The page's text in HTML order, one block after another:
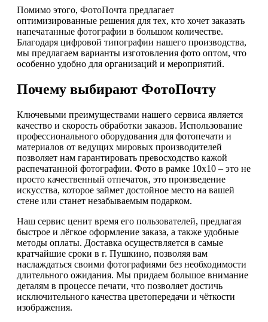
Помимо этого, ФотоПочта предлагает
оптимизированные решения для тех, кто хочет заказать
напечатанные фотографии в большом количестве.
Благодаря цифровой типографии нашего производства,
мы предлагаем варианты изготовления фото оптом, что
особенно удобно для организаций и мероприятий.
Почему выбирают ФотоПочту
Ключевыми преимуществами нашего сервиса является
качество и скорость обработки заказов. Использование
профессионального оборудования для фотопечати и
материалов от ведущих мировых производителей
позволяет нам гарантировать превосходство кажой
распечатанной фотографии. Фото в рамке 10х10 – это не
просто качественный отпечаток, это произведение
искусства, которое займет достойное место на вашей
стене или станет незабываемым подарком.
Наш сервис ценит время его пользователей, предлагая
быстрое и лёгкое оформление заказа, а также удобные
методы оплаты. Доставка осуществляется в самые
кратчайшие сроки в г. Пушкино, позволяя вам
наслаждаться своими фотографиями без необходимости
длительного ожидания. Мы придаем большое внимание
деталям в процессе печати, что позволяет достичь
исключительного качества цветопередачи и чёткости
изображения.